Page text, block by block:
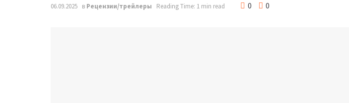
06.09.2025 в Рецензии/трейлеры Reading Time: 1 min read 0 0